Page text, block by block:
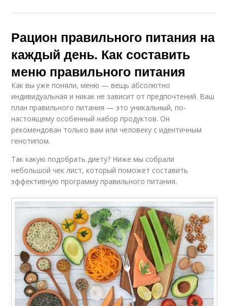
Рацион правильного питания на
каждый день. Как составить
меню правильного питания
Как вы уже поняли, меню — вещь абсолютно
индивидуальная и никак не зависит от предпочтений. Ваш
план правильного питания — это уникальный, по-
настоящему особенный набор продуктов. Он
рекомендован только вам или человеку с идентичным
генотипом.
Так какую подобрать диету? Ниже мы собрали
небольшой чек лист, который поможет составить
эффективную программу правильного питания.